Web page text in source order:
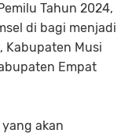
Tahun 2024,
di bagi menjadi
Kabupaten Musi
Empat
akan